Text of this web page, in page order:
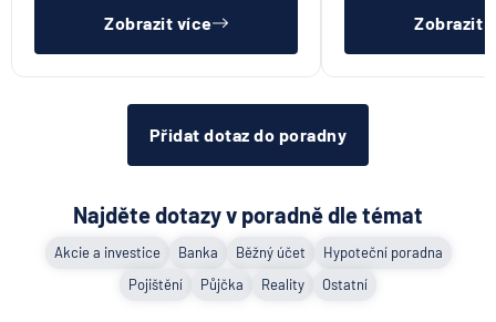
Zobrazit více Zobrazit
Přidat dotaz do poradny
Najděte dotazy v poradně dle témat
Akcie a investice Banka Běžný účet
Hypoteční poradna
Pojištění
Půjčka Reality Ostatní